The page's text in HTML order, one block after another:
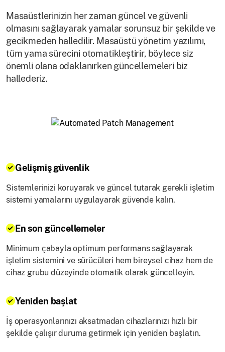
Masaüstlerinizin her zaman güncel ve güvenli
olmasını sağlayarak yamalar sorunsuz bir şekilde ve
gecikmeden halledilir. Masaüstü yönetim yazılımı,
tüm yama sürecini otomatikleştirir, böylece siz
önemli olana odaklanırken güncellemeleri biz
hallederiz.
Gelişmiş güvenlik
Sistemlerinizi koruyarak ve güncel tutarak gerekli işletim
sistemi yamalarını uygulayarak güvende kalın.
En son güncellemeler
Minimum çabayla optimum performans sağlayarak
işletim sistemini ve sürücüleri hem bireysel cihaz hem de
cihaz grubu düzeyinde otomatik olarak güncelleyin.
Yeniden başlat
İş operasyonlarınızı aksatmadan cihazlarınızı hızlı bir
şekilde çalışır duruma getirmek için yeniden başlatın.